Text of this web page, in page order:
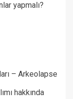
yapmalı?
– Arkeolapse
hakkında